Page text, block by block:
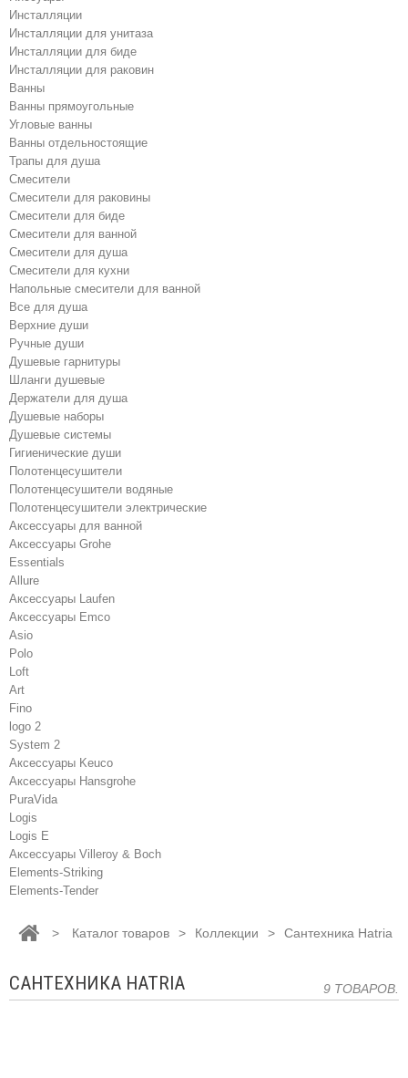
Инсталляции
Инсталляции для унитаза
Инсталляции для биде
Инсталляции для раковин
Ванны
Ванны прямоугольные
Угловые ванны
Ванны отдельностоящие
Трапы для душа
Смесители
Cмесители для раковины
Смесители для биде
Смесители для ванной
Cмесители для душа
Cмесители для кухни
Напольные смесители для ванной
Все для душа
Верхние души
Ручные души
Душевые гарнитуры
Шланги душевые
Держатели для душа
Душевые наборы
Душевые системы
Гигиенические души
Полотенцесушители
Полотенцесушители водяные
Полотенцесушители электрические
Аксессуары для ванной
Аксессуары Grohe
Essentials
Allure
Аксессуары Laufen
Аксессуары Emco
Asio
Polo
Loft
Art
Fino
logo 2
System 2
Аксессуары Keuco
Аксессуары Hansgrohe
PuraVida
Logis
Logis E
Аксессуары Villeroy & Boch
Elements-Striking
Elements-Tender
> Каталог товаров > Коллекции > Сантехника Hatria
САНТЕХНИКА HATRIA 9 ТОВАРОВ.